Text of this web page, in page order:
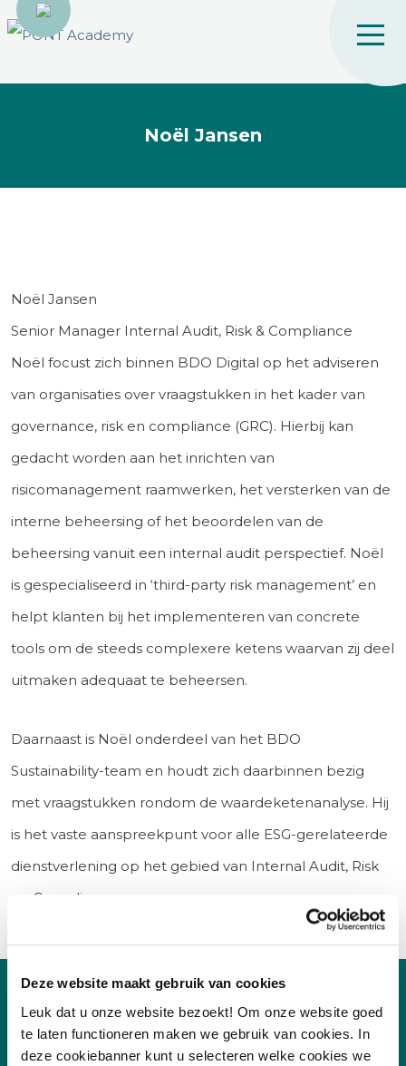
Deze website maakt gebruik van cookies
Leuk dat u onze website bezoekt! Om onze website goed
te laten functioneren maken we gebruik van cookies. In
deze cookiebanner kunt u selecteren welke cookies we
Noël Jansen
Noël Jansen
Senior Manager Internal Audit, Risk & Compliance
Noël focust zich binnen BDO Digital op het adviseren
van organisaties over vraagstukken in het kader van
governance, risk en compliance (GRC). Hierbij kan
gedacht worden aan het inrichten van
risicomanagement raamwerken, het versterken van de
interne beheersing of het beoordelen van de
beheersing vanuit een internal audit perspectief. Noël
is gespecialiseerd in ‘third-party risk management’ en
helpt klanten bij het implementeren van concrete
tools om de steeds complexere ketens waarvan zij deel
uitmaken adequaat te beheersen.
Daarnaast is Noël onderdeel van het BDO
Sustainability-team en houdt zich daarbinnen bezig
met vraagstukken rondom de waardeketenanalyse. Hij
is het vaste aanspreekpunt voor alle ESG-gerelateerde
dienstverlening op het gebied van Internal Audit, Risk
en Compliance.